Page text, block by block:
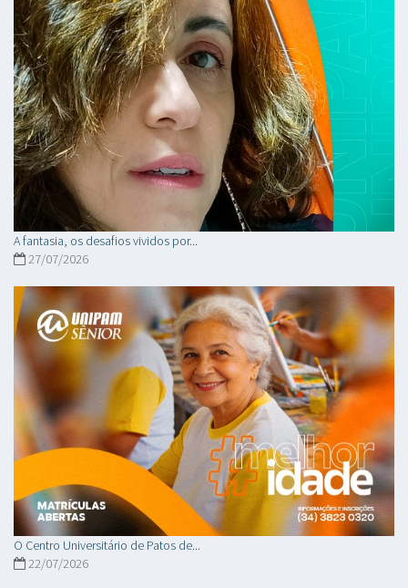
A fantasia, os desafios vividos por...
27/07/2026
O Centro Universitário de Patos de...
22/07/2026